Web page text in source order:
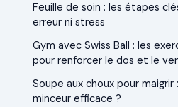
Feuille de soin : les étapes
erreur ni stress
Gym avec Swiss Ball : les
pour renforcer le dos et le
Soupe aux choux pour
minceur efficace ?